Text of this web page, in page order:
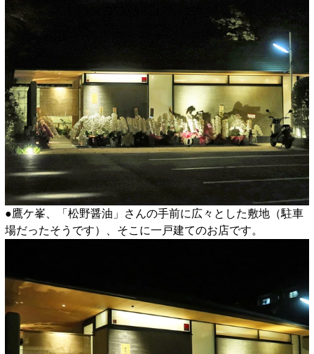
●鷹ケ峯、「松野醤油」さんの手前に広々とした敷地（駐車
場だったそうです）、そこに一戸建てのお店です。